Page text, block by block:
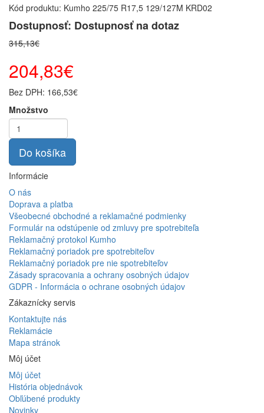
Kód produktu: Kumho 225/75 R17,5 129/127M KRD02
Dostupnosť: Dostupnosť na dotaz
315,13€
204,83€
Bez DPH: 166,53€
Množstvo
Do košíka
Informácie
O nás
Doprava a platba
Všeobecné obchodné a reklamačné podmienky
Formulár na odstúpenie od zmluvy pre spotrebiteľa
Reklamačný protokol Kumho
Reklamačný poriadok pre spotrebiteľov
Reklamačný poriadok pre nie spotrebiteľov
Zásady spracovania a ochrany osobných údajov
GDPR - Informácia o ochrane osobných údajov
Zákaznícky servis
Kontaktujte nás
Reklamácie
Mapa stránok
Môj účet
Môj účet
História objednávok
Obľúbené produkty
Novinky